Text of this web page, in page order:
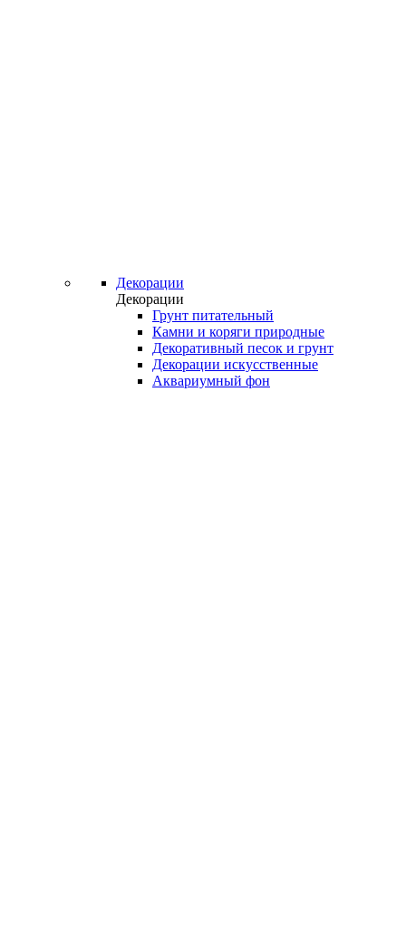
Декорации
Декорации
Грунт питательный
Камни и коряги природные
Декоративный песок и грунт
Декорации искусственные
Аквариумный фон